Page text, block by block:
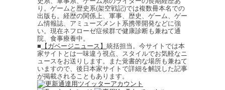
り。ゲームと歴史系(架空戦記)では複数冊本名での
出版も。経歴の関係上、軍事、歴史、ゲーム、ゲー
ム情報誌、アミューズメント系携帯開発などに強
い。現在ネフローゼ症候群で健康診断も兼ねて通
院、食事療養中。
■ 【ガベージニュース】 統括担当。今サイトでは本
家サイトとは一味違う視点、スタイルでお気軽なニ
ュースをお送りします。また覚書的な場所も兼ねて
いますので、後日本家サイトで詳細を解説した記事
が掲載されることもあります。